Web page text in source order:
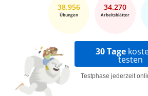
38.956
Übungen
34.270
Arbeitsblätter
30 Tage
testen
Testphase jederzeit